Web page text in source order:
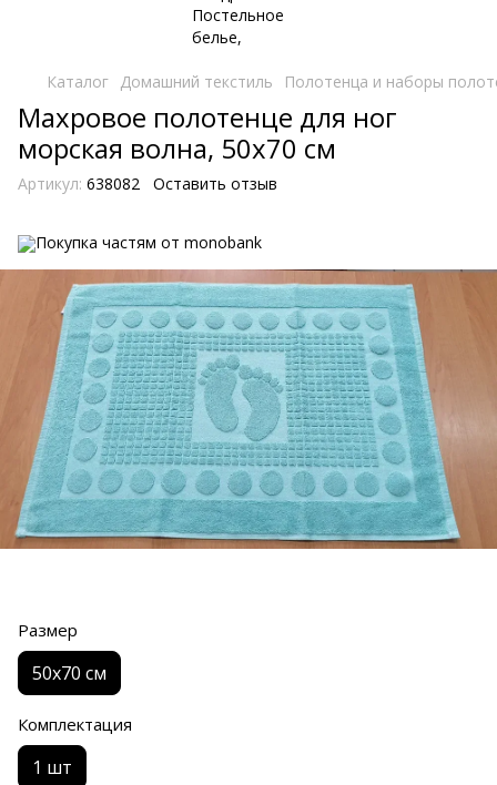
Каталог Домашний текстиль Полотенца и наборы
Махровое полотенце для ног
морская волна, 50x70 см
Артикул: 638082 Оставить отзыв
Размер
50х70 см
Комплектация
1 шт